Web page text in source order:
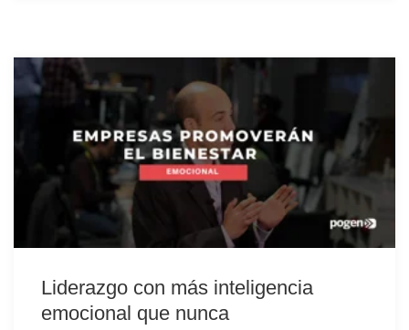
Liderazgo con más inteligencia
emocional que nunca